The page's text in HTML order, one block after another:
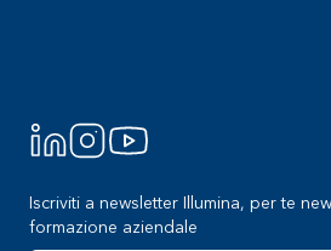
Iscriviti a newsletter Illumina, per te
formazione aziendale